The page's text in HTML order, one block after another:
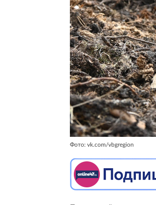
Фото: vk.com/vbgregion